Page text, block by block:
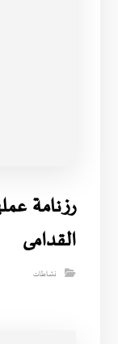
رزنامة
القدامى
نشاطات